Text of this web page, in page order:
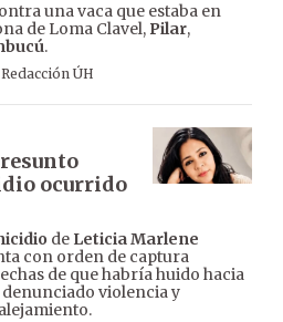
una vaca que estaba en
de Loma Clavel, Pilar,
.
Redacción ÚH
ocurrido
de Leticia Marlene
con orden de captura
de que habría huido hacia
violencia y